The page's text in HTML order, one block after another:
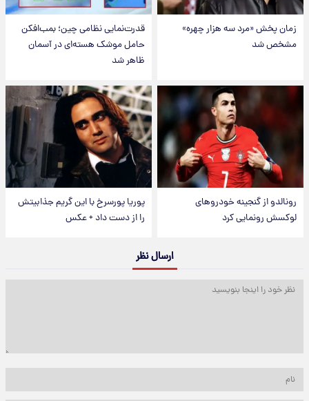
زمان پخش «مرد سه هزار چهره»
مشخص شد
قدرت‌نمایی نظامی چین؛ بمب‌افکن
حامل موشک هسته‌ای در آسمان
ظاهر شد
رونالدو از گنجینه خودروهای
لوکسش رونمایی کرد
پوریا پورسرخ با این گریم جذابیتش
را از دست داد + عکس
ارسال نظر